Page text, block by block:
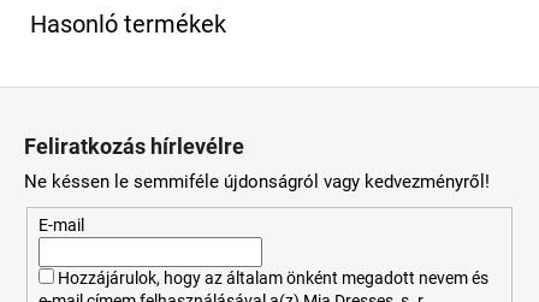
Feliratkozás hírlevélre
Ne késsen le semmiféle újdonságról vagy kedvezményről!
E-mail
Hozzájárulok, hogy az általam önként megadott nevem és